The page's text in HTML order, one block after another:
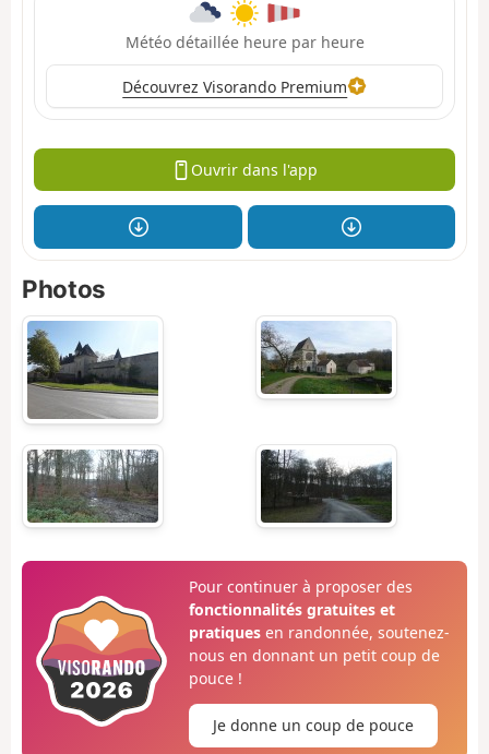
Météo détaillée heure par heure
Découvrez Visorando Premium
Ouvrir dans l'app
Photos
Pour continuer à proposer des
fonctionnalités gratuites et
pratiquesen randonnée, soutenez-
nous en donnant un petit coup de
pouce !
Je donne un coup de pouce